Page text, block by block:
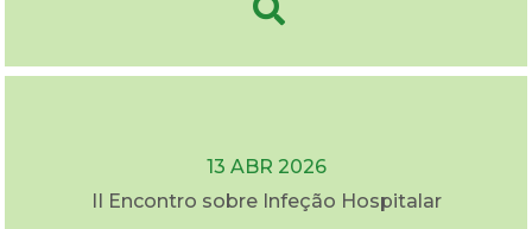
13 ABR 2026
II Encontro sobre Infeção Hospitalar